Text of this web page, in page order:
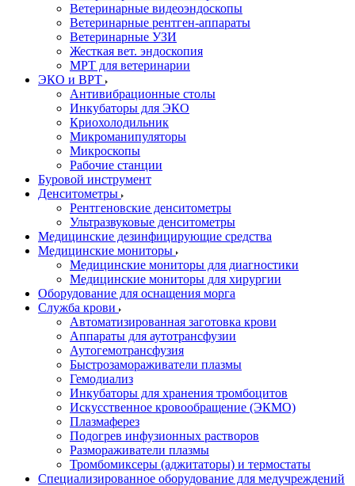
Ветеринарные видеоэндоскопы
Ветеринарные рентген-аппараты
Ветеринарные УЗИ
Жесткая вет. эндоскопия
МРТ для ветеринарии
ЭКО и ВРТ
Антивибрационные столы
Инкубаторы для ЭКО
Криохолодильник
Микроманипуляторы
Микроскопы
Рабочие станции
Буровой инструмент
Денситометры
Рентгеновские денситометры
Ультразвуковые денситометры
Медицинские дезинфицирующие средства
Медицинские мониторы
Медицинские мониторы для диагностики
Медицинские мониторы для хирургии
Оборудование для оснащения морга
Служба крови
Автоматизированная заготовка крови
Аппараты для аутотрансфузии
Аутогемотрансфузия
Быстрозамораживатели плазмы
Гемодиализ
Инкубаторы для хранения тромбоцитов
Искусственное кровообращение (ЭКМО)
Плазмаферез
Подогрев инфузионных растворов
Размораживатели плазмы
Тромбомиксеры (аджитаторы) и термостаты
Специализированное оборудование для медучреждений